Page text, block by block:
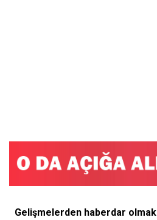
Gelişmelerden haberdar olmak